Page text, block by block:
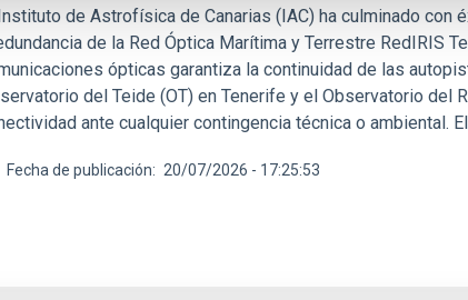
de Astrofísica de Canarias (IAC) ha culminado
de la Red Óptica Marítima y Terrestre RedIRIS
ópticas garantiza la continuidad de las
del Teide (OT) en Tenerife y el Observatorio del
ante cualquier contingencia técnica o ambiental.
Fecha de publicación 20/07/2026 - 17:25:53